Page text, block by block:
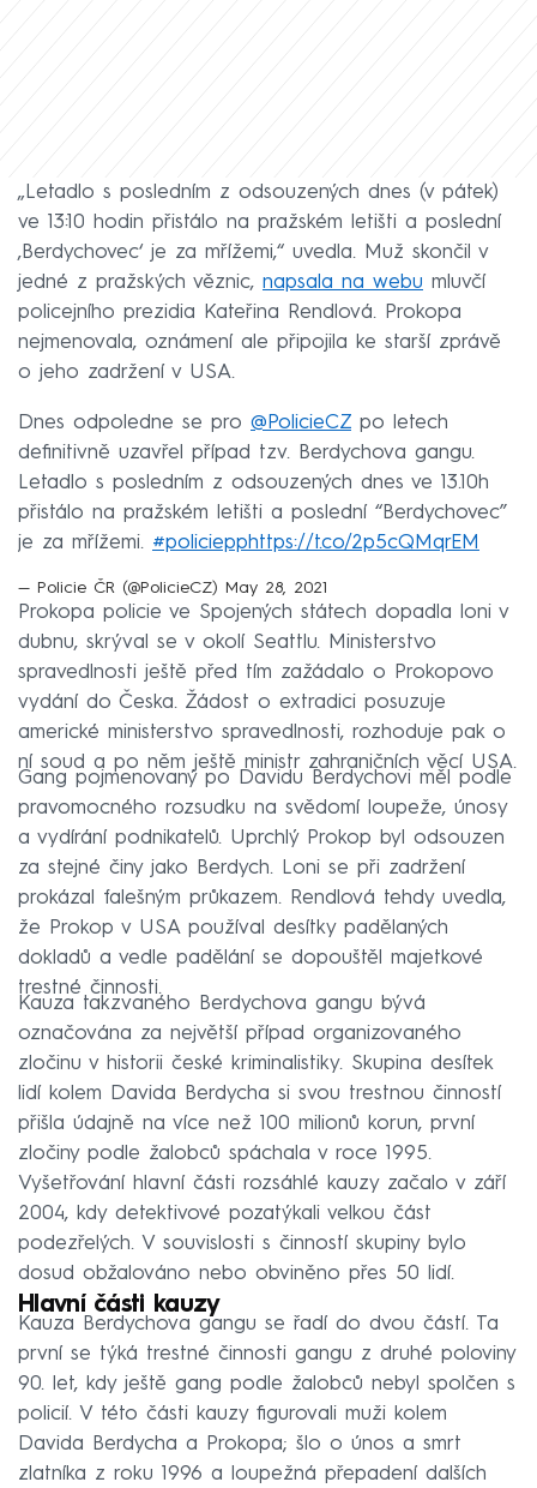
„Letadlo s posledním z odsouzených dnes (v pátek)
ve 13:10 hodin přistálo na pražském letišti a poslední
‚Berdychovec‘ je za mřížemi,“ uvedla. Muž skončil v
jedné z pražských věznic, napsala na webu mluvčí
policejního prezidia Kateřina Rendlová. Prokopa
nejmenovala, oznámení ale připojila ke starší zprávě
o jeho zadržení v USA.
Dnes odpoledne se pro @PolicieCZ po letech
definitivně uzavřel případ tzv. Berdychova gangu.
Letadlo s posledním z odsouzených dnes ve 13.10h
přistálo na pražském letišti a poslední “Berdychovec”
je za mřížemi. #policiepphttps://t.co/2p5cQMqrEM
— Policie ČR (@PolicieCZ) May 28, 2021
Prokopa policie ve Spojených státech dopadla loni v
dubnu, skrýval se v okolí Seattlu. Ministerstvo
spravedlnosti ještě před tím zažádalo o Prokopovo
vydání do Česka. Žádost o extradici posuzuje
americké ministerstvo spravedlnosti, rozhoduje pak o
ní soud a po něm ještě ministr zahraničních věcí USA.
Gang pojmenovaný po Davidu Berdychovi měl podle
pravomocného rozsudku na svědomí loupeže, únosy
a vydírání podnikatelů. Uprchlý Prokop byl odsouzen
za stejné činy jako Berdych. Loni se při zadržení
prokázal falešným průkazem. Rendlová tehdy uvedla,
že Prokop v USA používal desítky padělaných
dokladů a vedle padělání se dopouštěl majetkové
trestné činnosti.
Kauza takzvaného Berdychova gangu bývá
označována za největší případ organizovaného
zločinu v historii české kriminalistiky. Skupina desítek
lidí kolem Davida Berdycha si svou trestnou činností
přišla údajně na více než 100 milionů korun, první
zločiny podle žalobců spáchala v roce 1995.
Vyšetřování hlavní části rozsáhlé kauzy začalo v září
2004, kdy detektivové pozatýkali velkou část
podezřelých. V souvislosti s činností skupiny bylo
dosud obžalováno nebo obviněno přes 50 lidí.
Hlavní části kauzy
Kauza Berdychova gangu se řadí do dvou částí. Ta
první se týká trestné činnosti gangu z druhé poloviny
90. let, kdy ještě gang podle žalobců nebyl spolčen s
policií. V této části kauzy figurovali muži kolem
Davida Berdycha a Prokopa; šlo o únos a smrt
zlatníka z roku 1996 a loupežná přepadení dalších